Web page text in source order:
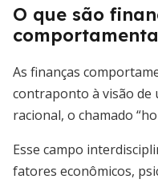
O que são
As finanças
contraponto à visão
racional, o chamado
Esse campo
fatores econômicos,